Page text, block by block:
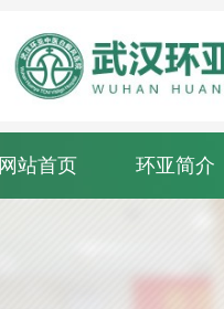
网站首页 环亚简介